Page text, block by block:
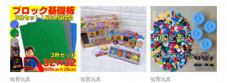
知育玩具 知育玩具 知育玩具